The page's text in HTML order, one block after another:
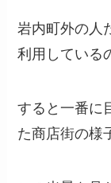
岩内町外の人
利用している
すると一番に
た商店街の様